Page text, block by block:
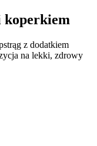
koperkiem
z dodatkiem
na lekki, zdrowy